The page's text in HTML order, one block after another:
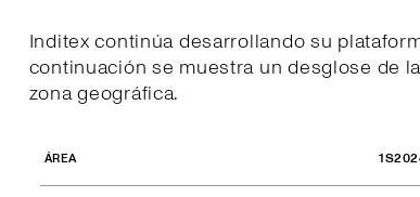
Inditex continúa desarrollando su
continuación se muestra un desglose de
zona geográfica.
ÁREA